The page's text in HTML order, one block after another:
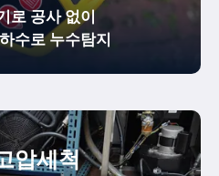
로 공사 없이
수로 누수탐지
압세척